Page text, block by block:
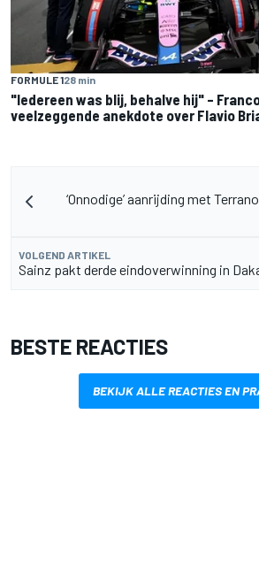
FORMULE 128 min
"Iedereen was blij, behalve hij" –
veelzeggende anekdote over Flavio
‘Onnodige’ aanrijding met
VOLGEND ARTIKEL
Sainz pakt derde eindoverwinning in
BESTE REACTIES
BEKIJK ALLE REACTIES EN